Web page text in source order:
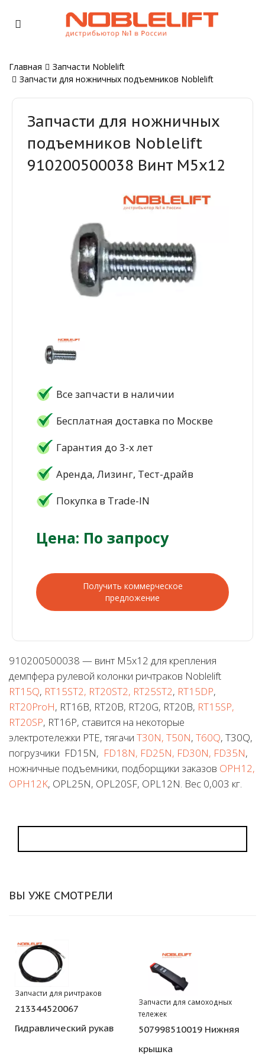
Главная
Запчасти Noblelift
Запчасти для ножничных подъемников Noblelift
Запчасти для ножничных
подъемников Noblelift
910200500038 Винт М5х12
Все запчасти в наличии
Бесплатная доставка по Москве
Гарантия до 3-х лет
Аренда, Лизинг, Тест-драйв
Покупка в Trade-IN
Цена: По запросу
Получить коммерческое
предложение
910200500038 — винт М5х12 для крепления
демпфера рулевой колонки ричтраков Noblelift
RT15Q, RT15ST2, RT20ST2, RT25ST2, RT15DP,
RT20ProH, RT16B, RT20B, RT20G, RT20B, RT15SP,
RT20SP, RT16P, ставится на некоторые
электротележки PTE, тягачи T30N, T50N, T60Q, T30Q,
погрузчики FD15N, FD18N, FD25N, FD30N, FD35N,
ножничные подъемники, подборщики заказов OPH12,
OPH12K, OPL25N, OPL20SF, OPL12N. Вес 0,003 кг.
ВЫ УЖЕ СМОТРЕЛИ
Запчасти для ричтраков
213344520067
Гидравлический рукав
Запчасти для самоходных
тележек
507998510019 Нижняя
крышка